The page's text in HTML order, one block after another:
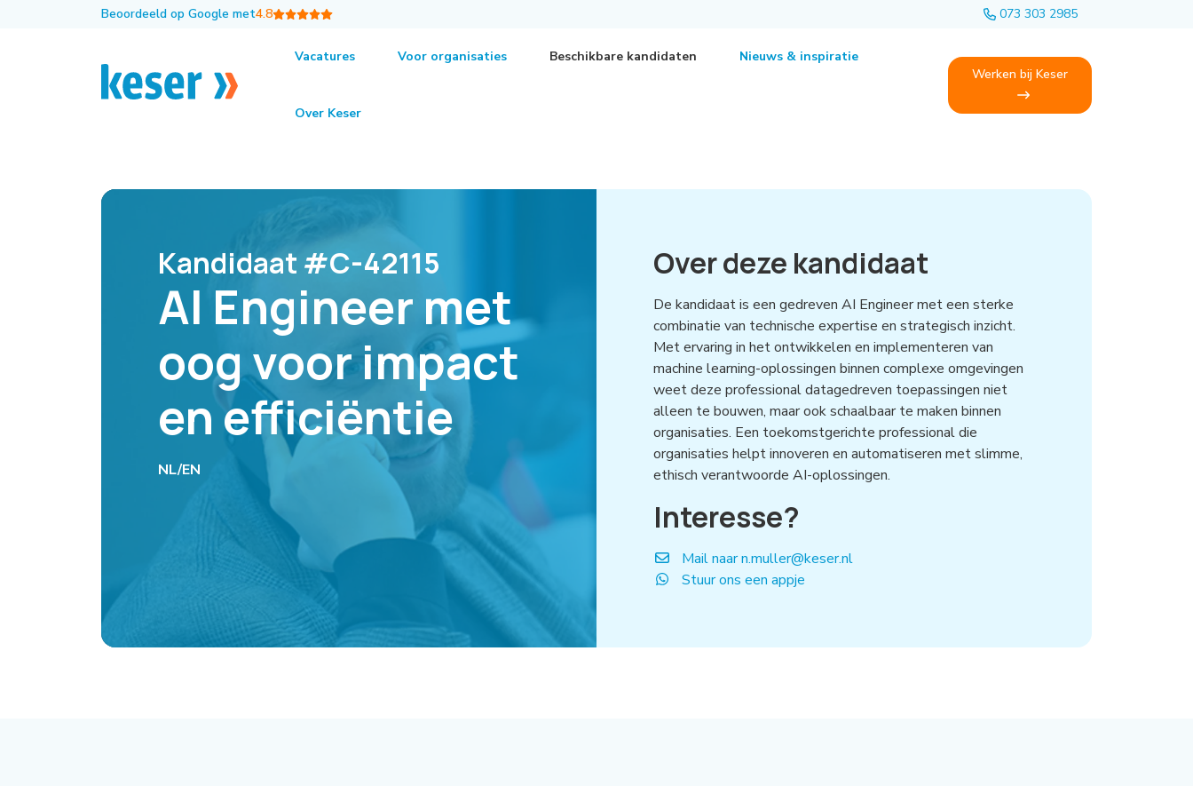
Beoordeeld op Google met4.8 073 303 2985
Vacatures Voor organisaties Beschikbare kandidaten Nieuws & inspiratie
Over Keser
Werken bij Keser
Kandidaten
Kandidaat #C-42115
AI Engineer met
oog voor impact
en efficiëntie
NL/EN
Over deze kandidaat
De kandidaat is een gedreven AI Engineer met een sterke
combinatie van technische expertise en strategisch inzicht.
Met ervaring in het ontwikkelen en implementeren van
machine learning-oplossingen binnen complexe omgevingen
weet deze professional datagedreven toepassingen niet
alleen te bouwen, maar ook schaalbaar te maken binnen
organisaties. Een toekomstgerichte professional die
organisaties helpt innoveren en automatiseren met slimme,
ethisch verantwoorde AI-oplossingen.
Interesse?
Mail naar n.muller@keser.nl
Stuur ons een appje